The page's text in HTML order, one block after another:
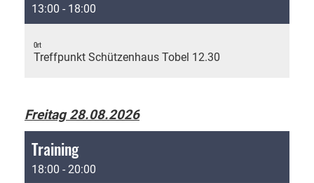
13:00 - 18:00
Ort
Treffpunkt Schützenhaus Tobel 12.30
Freitag 28.08.2026
Training
18:00 - 20:00